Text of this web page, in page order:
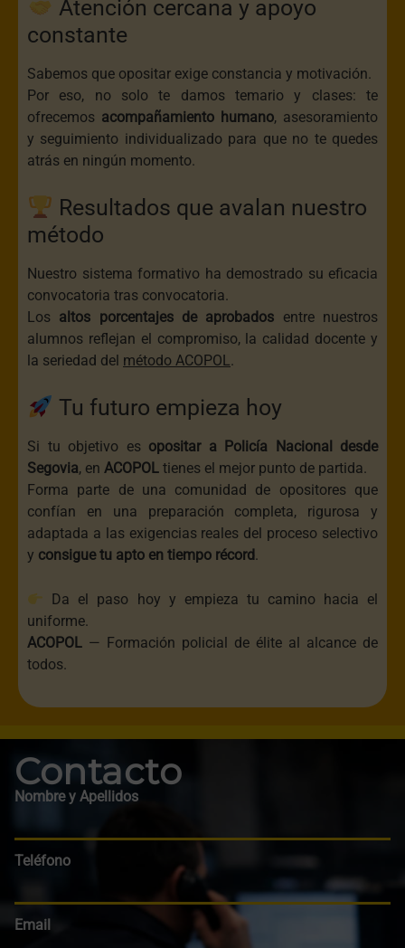
Atención cercana y apoyo
constante
Sabemos que opositar exige constancia y motivación.
Por eso, no solo te damos temario y clases: te
ofrecemos acompañamiento humano, asesoramiento
y seguimiento individualizado para que no te quedes
atrás en ningún momento.
Resultados que avalan nuestro
método
Nuestro sistema formativo ha demostrado su eficacia
convocatoria tras convocatoria.
Los altos porcentajes de aprobados entre nuestros
alumnos reflejan el compromiso, la calidad docente y
la seriedad del método ACOPOL.
Tu futuro empieza hoy
Si tu objetivo es opositar a Policía Nacional desde
Segovia, en ACOPOL tienes el mejor punto de partida.
Forma parte de una comunidad de opositores que
confían en una preparación completa, rigurosa y
adaptada a las exigencias reales del proceso selectivo
y consigue tu apto en tiempo récord.
Da el paso hoy y empieza tu camino hacia el
uniforme.
ACOPOL — Formación policial de élite al alcance de
todos.
Contacto
Nombre y Apellidos
Teléfono
Email